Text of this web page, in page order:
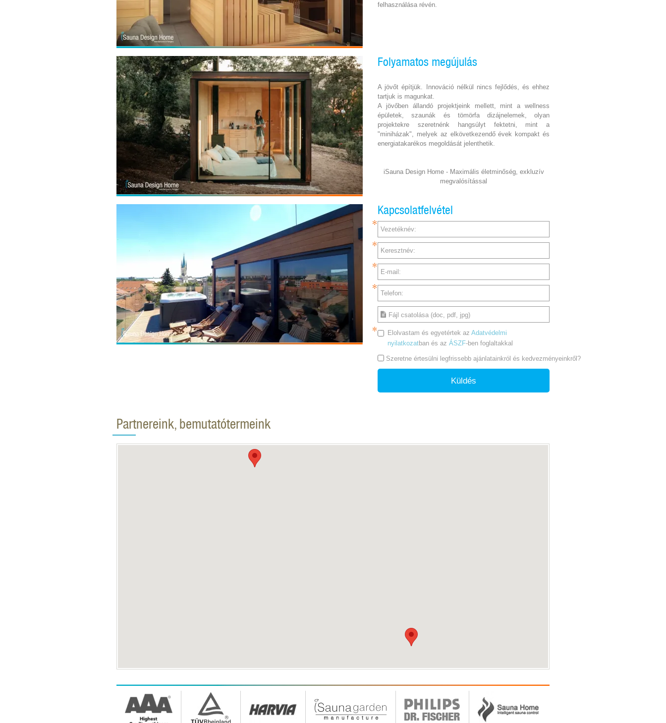
felhasználása révén.
Folyamatos megújulás
A jövőt építjük. Innováció nélkül nincs fejlődés, és ehhez
tartjuk is magunkat.
A jövőben állandó projektjeink mellett, mint a wellness
épületek, szaunák és tömörfa dizájnelemek, olyan
projektekre szeretnénk hangsúlyt fektetni, mint a
"miniházak", melyek az elkövetkezendő évek kompakt és
energiatakarékos megoldását jelenthetik.
iSauna Design Home - Maximális életminőség, exkluzív
megvalósítással
Kapcsolatfelvétel
Vezetéknév:
Keresztnév:
E-mail:
Telefon:
Fájl csatolása (doc, pdf, jpg)
Elolvastam és egyetértek azAdatvédelmi
nyilatkozatban és azÁSZF-ben foglaltakkal
Szeretne értesülni legfrissebb ajánlatainkról és kedvezményeinkről?
Küldés
Partnereink, bemutatótermeink